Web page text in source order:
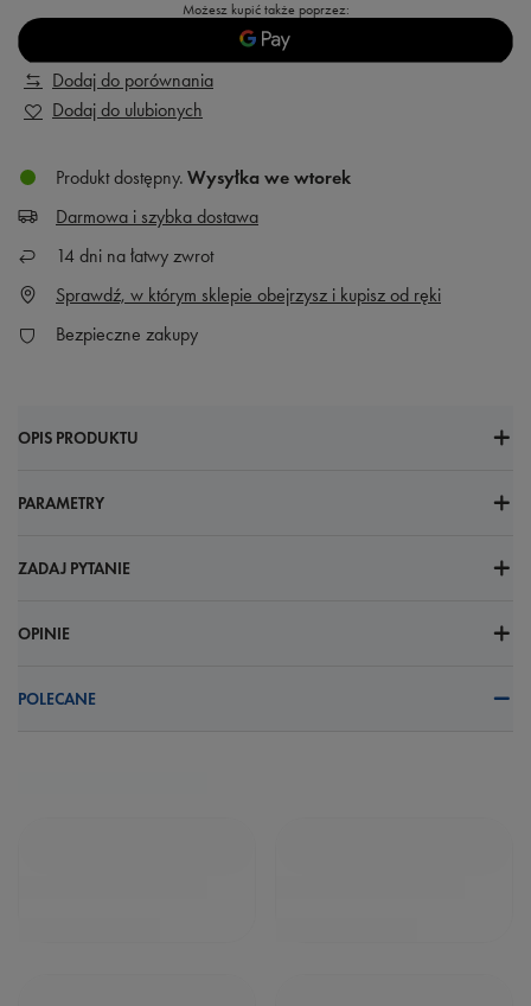
Możesz kupić także poprzez:
Dodaj do porównania
Dodaj do ulubionych
Produkt dostępny Wysyłka we wtorek
Darmowa i szybka dostawa
14 dni na łatwy zwrot
Sprawdź, w którym sklepie obejrzysz i kupisz od ręki
Bezpieczne zakupy
OPIS PRODUKTU
PARAMETRY
ZADAJ PYTANIE
OPINIE
POLECANE